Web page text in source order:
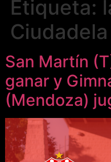
Etiqueta:
Ciudadela
San Martín
ganar y
(Mendoza)